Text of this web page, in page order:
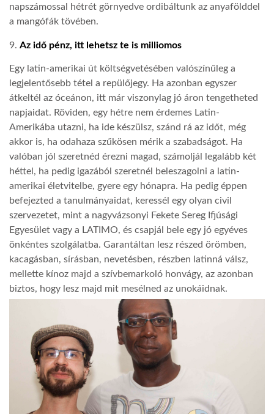
napszámossal hétrét görnyedve ordibáltunk az anyafölddel
a mangófák tövében.
9. Az idő pénz, itt lehetsz te is milliomos
Egy latin-amerikai út költségvetésében valószínűleg a
legjelentősebb tétel a repülőjegy. Ha azonban egyszer
átkeltél az óceánon, itt már viszonylag jó áron tengetheted
napjaidat. Röviden, egy hétre nem érdemes Latin-
Amerikába utazni, ha ide készülsz, szánd rá az időt, még
akkor is, ha odahaza szűkösen mérik a szabadságot. Ha
valóban jól szeretnéd érezni magad, számoljál legalább két
héttel, ha pedig igazából szeretnél beleszagolni a latin-
amerikai életvitelbe, gyere egy hónapra. Ha pedig éppen
befejezted a tanulmányaidat, keressél egy olyan civil
szervezetet, mint a nagyvázsonyi Fekete Sereg Ifjúsági
Egyesület vagy a LATIMO, és csapjál bele egy jó egyéves
önkéntes szolgálatba. Garantáltan lesz részed örömben,
kacagásban, sírásban, nevetésben, részben latinná válsz,
mellette kínoz majd a szívbemarkoló honvágy, az azonban
biztos, hogy lesz majd mit mesélned az unokáidnak.